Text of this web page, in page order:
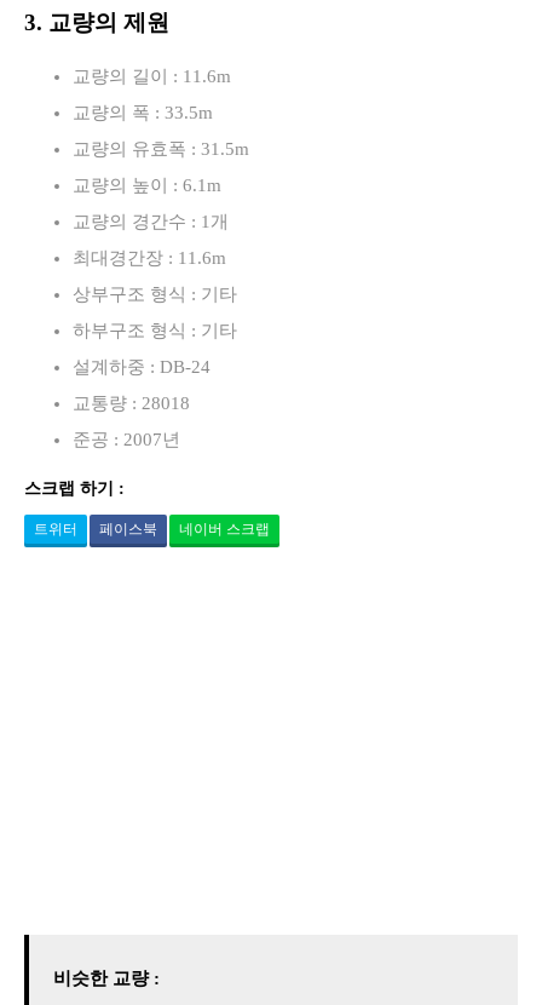
3. 교량의 제원
교량의 길이 : 11.6m
교량의 폭 : 33.5m
교량의 유효폭 : 31.5m
교량의 높이 : 6.1m
교량의 경간수 : 1개
최대경간장 : 11.6m
상부구조 형식 : 기타
하부구조 형식 : 기타
설계하중 : DB-24
교통량 : 28018
준공 : 2007년
스크랩 하기 :
트위터 페이스북 네이버 스크랩
비슷한 교량 :